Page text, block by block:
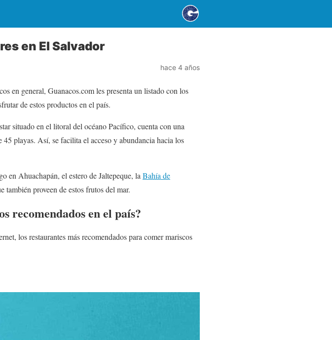
en El Salvador
hace 4 años
en general, Guanacos.com les presenta un listado con los
de estos productos en el país.
situado en el litoral del océano Pacífico, cuenta con una
playas. Así, se facilita el acceso y abundancia hacia los
en Ahuachapán, el estero de Jaltepeque, la Bahía de
también proveen de estos frutos del mar.
recomendados en el país?
los restaurantes más recomendados para comer mariscos